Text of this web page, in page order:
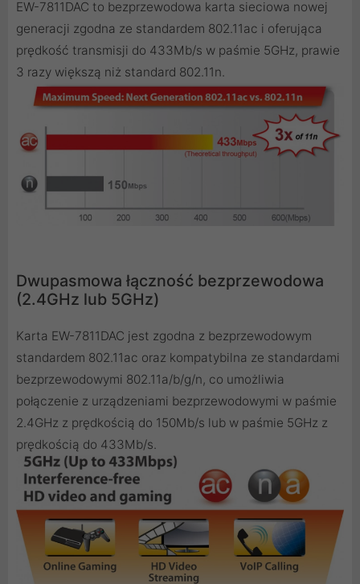
EW-7811DAC to bezprzewodowa karta sieciowa nowej
generacji zgodna ze standardem 802.11ac i oferująca
prędkość transmisji do 433Mb/s w paśmie 5GHz, prawie
3 razy większą niż standard 802.11n.
Dwupasmowa łączność bezprzewodowa
(2.4GHz lub 5GHz)
Karta EW-7811DAC jest zgodna z bezprzewodowym
standardem 802.11ac oraz kompatybilna ze standardami
bezprzewodowymi 802.11a/b/g/n, co umożliwia
połączenie z urządzeniami bezprzewodowymi w paśmie
2.4GHz z prędkością do 150Mb/s lub w paśmie 5GHz z
prędkością do 433Mb/s.